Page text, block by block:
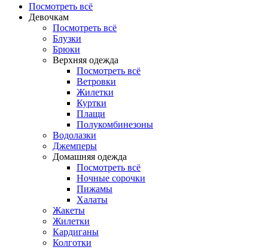
Посмотреть всё
Девочкам
Посмотреть всё
Блузки
Брюки
Верхняя одежда
Посмотреть всё
Ветровки
Жилетки
Куртки
Плащи
Полукомбинезоны
Водолазки
Джемперы
Домашняя одежда
Посмотреть всё
Ночные сорочки
Пижамы
Халаты
Жакеты
Жилетки
Кардиганы
Колготки